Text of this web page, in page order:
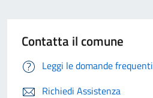
Contatta il comune
Leggi le domande frequenti
Richiedi Assistenza